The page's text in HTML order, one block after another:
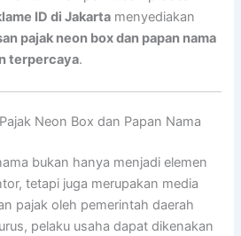
ID di Jakarta menyediakan
pajak neon box dan papan nama
terpercaya.
Neon Box dan Papan Nama
bukan hanya menjadi elemen
tetapi juga merupakan media
pajak oleh pemerintah daerah
pelaku usaha dapat dikenakan